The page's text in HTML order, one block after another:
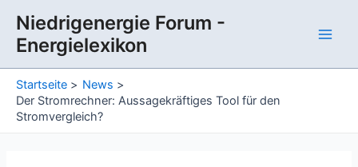
Inhalt
springen
Niedrigenergie Forum -
Energielexikon
Startseite
News
Der Stromrechner: Aussagekräftiges Tool für den
Stromvergleich?